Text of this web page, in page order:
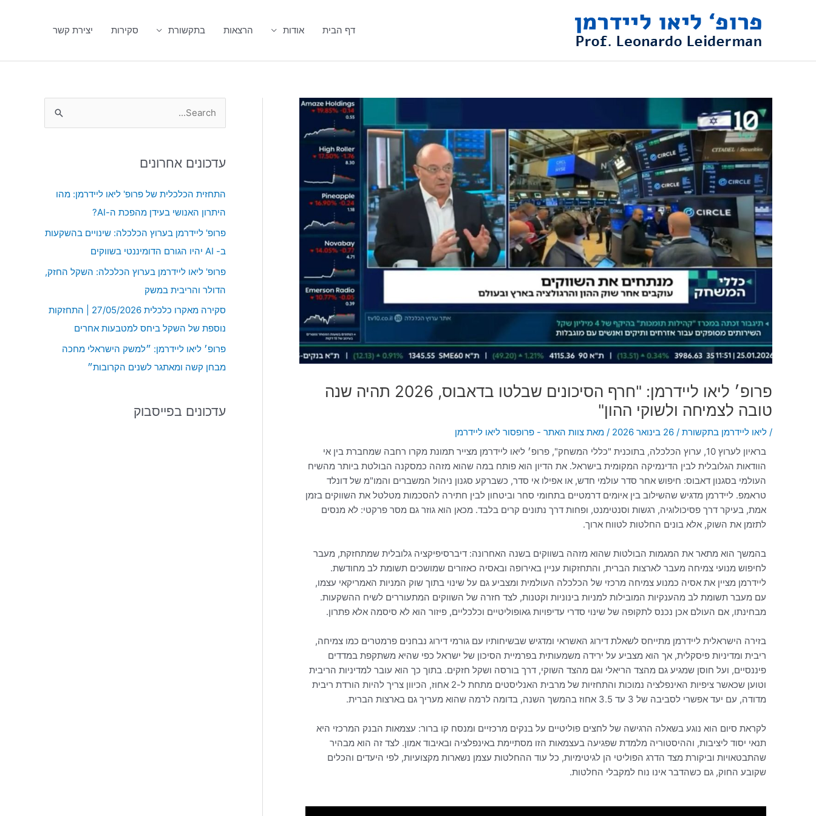
דף הבית אודות הרצאות בתקשורת סקירות יצירת קשר
פרופ׳ ליאו ליידרמן: "חרף הסיכונים שבלטו בדאבוס, 2026 תהיה שנה
טובה לצמיחה ולשוקי ההון"
/ ליאו ליידרמן בתקשורת / 26 בינואר 2026 / מאת צוות האתר - פרופסור ליאו ליידרמן
בראיון לערוץ 10, ערוץ הכלכלה, בתוכנית "כללי המשחק", פרופ׳ ליאו ליידרמן מצייר תמונת מקרו רחבה שמחברת בין אי
הוודאות הגלובלית לבין הדינמיקה המקומית בישראל. את הדיון הוא פותח במה שהוא מזהה כמסקנה הבולטת ביותר מהשיח
העולמי בסגנון דאבוס: חיפוש אחר סדר עולמי חדש, או אפילו אי סדר, כשברקע סגנון ניהול המשברים והמו"מ של דונלד
טראמפ. ליידרמן מדגיש שהשילוב בין איומים דרמטיים בתחומי סחר וביטחון לבין חתירה להסכמות מטלטל את השווקים בזמן
אמת, בעיקר דרך פסיכולוגיה, רגשות וסנטימנט, ופחות דרך נתונים קרים בלבד. מכאן הוא גוזר גם מסר פרקטי: לא מנסים
לתזמן את השוק, אלא בונים החלטות לטווח ארוך.
בהמשך הוא מתאר את המגמות הבולטות שהוא מזהה בשווקים בשנה האחרונה: דיברסיפיקציה גלובלית שמתחזקת, מעבר
לחיפוש מנועי צמיחה מעבר לארצות הברית, והתחזקות עניין באירופה ובאסיה כאזורים שמושכים תשומת לב מחודשת.
ליידרמן מציין את אסיה כמנוע צמיחה מרכזי של הכלכלה העולמית ומצביע גם על שינוי בתוך שוק המניות האמריקאי עצמו,
עם מעבר תשומת לב מהענקיות המובילות למניות בינוניות וקטנות, לצד חזרה של השווקים המתעוררים לשיח ההשקעות.
מבחינתו, אם העולם אכן נכנס לתקופה של שינוי סדרי עדיפויות גאופוליטיים וכלכליים, פיזור הוא לא סיסמה אלא פתרון.
בזירה הישראלית ליידרמן מתייחס לשאלת דירוג האשראי ומדגיש שבשיחותיו עם גורמי דירוג נבחנים פרמטרים כמו צמיחה,
ריבית ומדיניות פיסקלית, אך הוא מצביע על ירידה משמעותית בפרמיית הסיכון של ישראל כפי שהיא משתקפת במדדים
פיננסיים, ועל חוסן שמגיע גם מהצד הריאלי וגם מהצד השוקי, דרך בורסה ושקל חזקים. בתוך כך הוא עובר למדיניות הריבית
וטוען שכאשר ציפיות האינפלציה נמוכות והתחזיות של מרבית האנליסטים מתחת ל-2 אחוז, הכיוון צריך להיות הורדת ריבית
מדודה, עם יעד אפשרי לסביבה של 3 עד 3.5 אחוז בהמשך השנה, בדומה לרמה שהוא מעריך גם בארצות הברית.
לקראת סיום הוא נוגע בשאלה הרגישה של לחצים פוליטיים על בנקים מרכזיים ומנסח קו ברור: עצמאות הבנק המרכזי היא
תנאי יסוד ליציבות, וההיסטוריה מלמדת שפגיעה בעצמאות הזו מסתיימת באינפלציה ובאיבוד אמון. לצד זה הוא מבהיר
שהתבטאויות וביקורת מצד הדרג הפוליטי הן לגיטימיות, כל עוד ההחלטות עצמן נשארות מקצועיות, לפי היעדים והכלים
שקובע החוק, גם כשהדבר אינו נוח למקבלי החלטות.
r
:
עדכונים אחרונים
התחזית הכלכלית של פרופ' ליאו ליידרמן: מהו
היתרון האנושי בעידן מהפכת ה-AI?
פרופ' ליידרמן בערוץ הכלכלה: שינויים בהשקעות
ב- AI יהיו הגורם הדומיננטי בשווקים
פרופ' ליאו ליידרמן בערוץ הכלכלה: השקל החזק,
הדולר והריבית במשק
סקירה מאקרו כלכלית 27/05/2026 | התחזקות
נוספת של השקל ביחס למטבעות אחרים
פרופ׳ ליאו ליידרמן: ״למשק הישראלי מחכה
מבחן קשה ומאתגר לשנים הקרובות״
עדכונים בפייסבוק